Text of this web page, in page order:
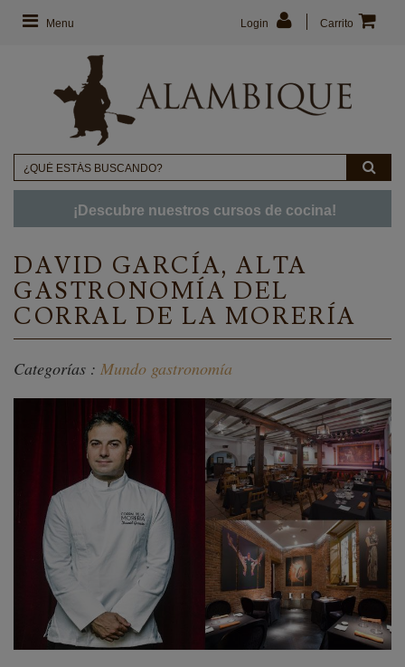
Menu Carrito
Login
¡Descubre nuestros cursos de cocina!
DAVID GARCÍA, ALTA
GASTRONOMÍA DEL
CORRAL DE LA MORERÍA
Categorías : Mundo gastronomía